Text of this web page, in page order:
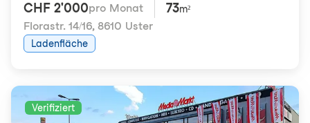
CHF 2'000pro Monat 73m²
Florastr. 14/16, 8610 Uster
Ladenfläche
Verifiziert